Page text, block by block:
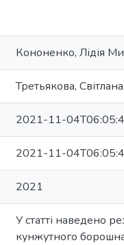
Кононенко, Лідія
Третьякова,
2021-11-
2021-11-
2021
У статті наведено
кунжутного